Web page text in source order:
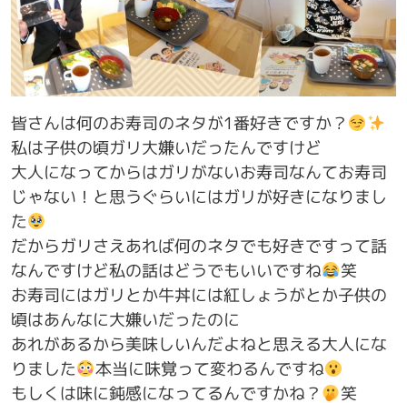
皆さんは何のお寿司のネタが1番好きですか？
私は子供の頃ガリ大嫌いだったんですけど
大人になってからはガリがないお寿司なんてお寿司
じゃない！と思うぐらいにはガリが好きになりまし
た
だからガリさえあれば何のネタでも好きですって話
なんですけど私の話はどうでもいいですね
笑
お寿司にはガリとか牛丼には紅しょうがとか子供の
頃はあんなに大嫌いだったのに
あれがあるから美味しいんだよねと思える大人にな
りました
本当に味覚って変わるんですね
もしくは味に鈍感になってるんですかね？
笑